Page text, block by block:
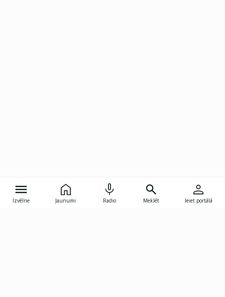
Izvēlne Jaunumi Radio Meklēt Ieiet portālā